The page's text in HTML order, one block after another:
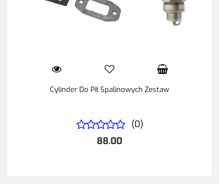
Cylinder Do Pił Spalinowych Zestaw
(0)
88.00